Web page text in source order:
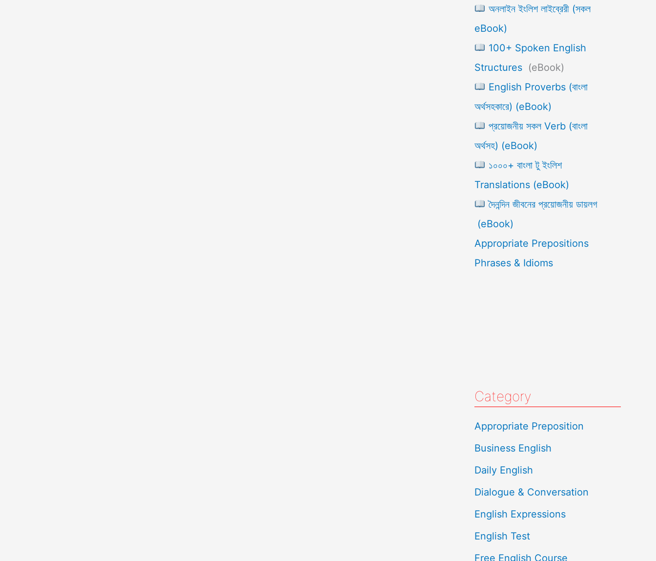
অনলাইন ইংলিশ লাইব্রেরী (সকল
eBook)
100+ Spoken English
Structures (eBook)
English Proverbs (বাংলা
অর্থসহকারে) (eBook)
প্রয়োজনীয় সকল Verb (বাংলা
অর্থসহ) (eBook)
১০০০+ বাংলা টু ইংলিশ
Translations (eBook)
দৈনন্দিন জীবনের প্রয়োজনীয় ডায়লগ
(eBook)
Appropriate Prepositions
Phrases & Idioms
Category
Appropriate Preposition
Business English
Daily English
Dialogue & Conversation
English Expressions
English Test
Free English Course